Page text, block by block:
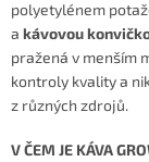
polyetylénem
a kávovou
pražená v menším
kontroly kvality a
z různých zdrojů.
V ČEM JE KÁVA